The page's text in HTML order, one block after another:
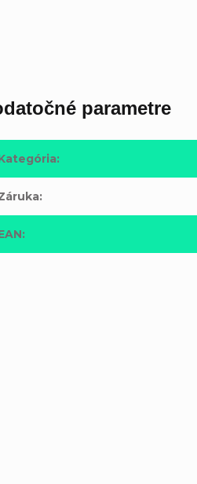
parametre
:
:
: